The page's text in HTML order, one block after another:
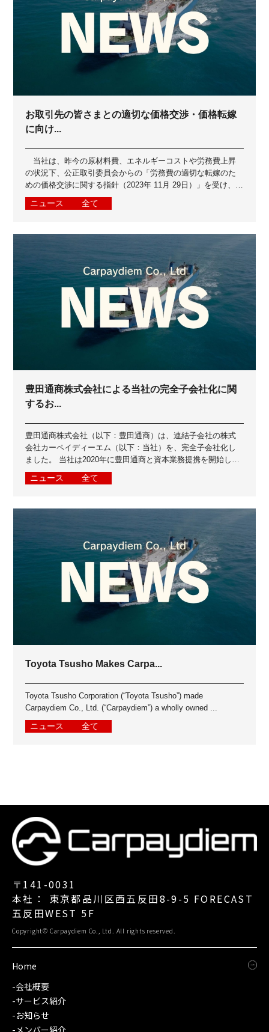
お取引先の皆さまとの適切な価格交渉・価格転嫁
に向け...
当社は、昨今の原材料費、エネルギーコストや労務費上昇
の状況下、公正取引委員会からの「労務費の適切な転嫁のた
めの価格交渉に関する指針（2023年 11月 29日）」を受け、お
取引先の皆さまとよりよいパ...
ニュース 全て
豊田通商株式会社による当社の完全子会社化に関
するお...
豊田通商株式会社（以下：豊田通商）は、連結子会社の株式
会社カーペイディーエム（以下：当社）を、完全子会社化し
ました。 当社は2020年に豊田通商と資本業務提携を開始し、
2023年に豊田通商グループイン...
ニュース 全て
Toyota Tsusho Makes Carpa...
Toyota Tsusho Corporation (“Toyota Tsusho”) made
Carpaydiem Co., Ltd. (“Carpaydiem”) a wholly owned ...
ニュース 全て
〒141-0031
本社： 東京都品川区西五反田8-9-5 FORECAST
五反田WEST 5F
Copyright© Carpaydiem Co., Ltd. All rights reserved.
Home
-会社概要
-サービス紹介
-お知らせ